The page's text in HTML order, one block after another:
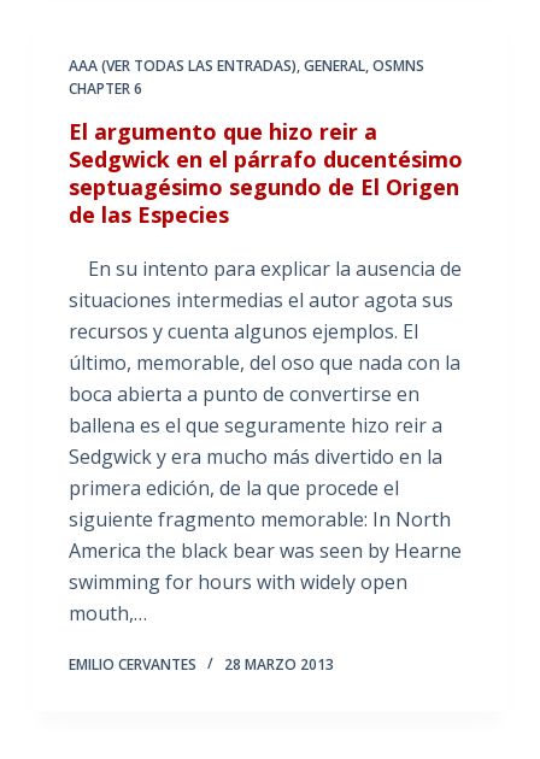
AAA (VER TODAS LAS ENTRADAS),GENERAL,OSMNS
CHAPTER 6
El argumento que hizo reir a
Sedgwick en el párrafo ducentésimo
septuagésimo segundo de El Origen
de las Especies
En su intento para explicar la ausencia de
situaciones intermedias el autor agota sus
recursos y cuenta algunos ejemplos. El
último, memorable, del oso que nada con la
boca abierta a punto de convertirse en
ballena es el que seguramente hizo reir a
Sedgwick y era mucho más divertido en la
primera edición, de la que procede el
siguiente fragmento memorable: In North
America the black bear was seen by Hearne
swimming for hours with widely open
mouth,…
EMILIO CERVANTES 28 MARZO 2013